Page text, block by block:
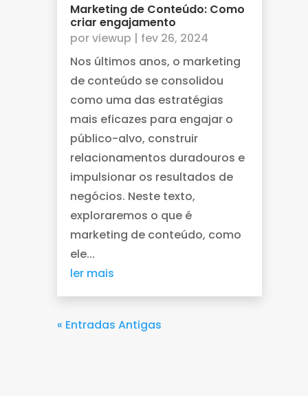
Marketing de Conteúdo: Como
criar engajamento
porviewup | fev 26, 2024
Nos últimos anos, o marketing
de conteúdo se consolidou
como uma das estratégias
mais eficazes para engajar o
público-alvo, construir
relacionamentos duradouros e
impulsionar os resultados de
negócios. Neste texto,
exploraremos o que é
marketing de conteúdo, como
ele...
ler mais
« Entradas Antigas